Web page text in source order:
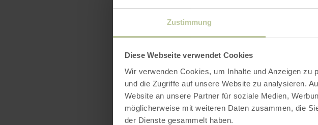
Zustimmung
Diese Webseite verwendet Cookies
Wir verwenden Cookies, um Inhalte und Anzeigen
und die Zugriffe auf unsere Website zu analysieren.
Website an unsere Partner für soziale Medien,
möglicherweise mit weiteren Daten zusammen, die
der Dienste gesammelt haben.